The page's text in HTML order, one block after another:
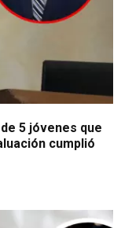
5 jóvenes que
cumplió